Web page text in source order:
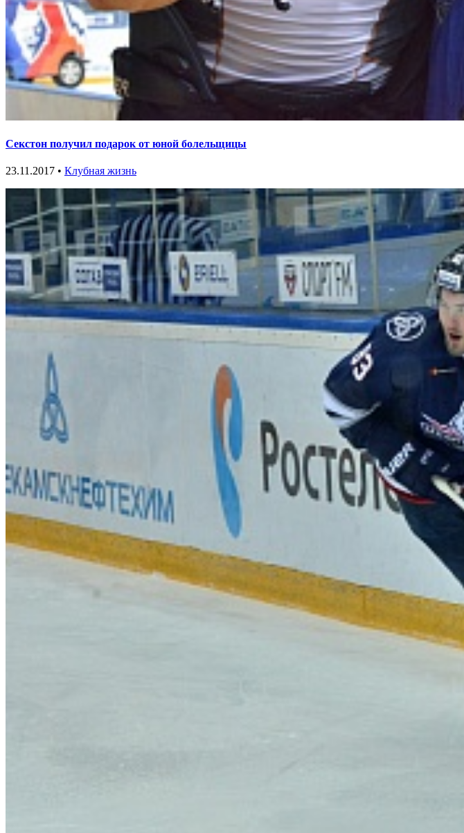
Секстон получил подарок от юной болельщицы
23.11.2017 • Клубная жизнь